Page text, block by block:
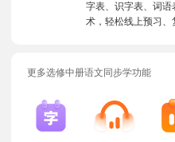
字表、识字表、词
术，轻松线上预习、
更多选修中册语文同步学功能